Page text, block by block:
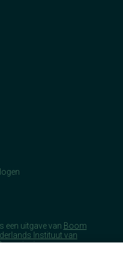
een uitgave van Boom
Instituut van